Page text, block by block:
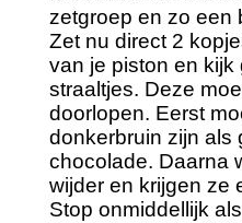
zetgroep en zo een
Zet nu direct 2
van je piston en kijk
straaltjes. Deze
doorlopen. Eerst
donkerbruin zijn als
chocolade. Daarna
wijder en krijgen ze
Stop onmiddellijk